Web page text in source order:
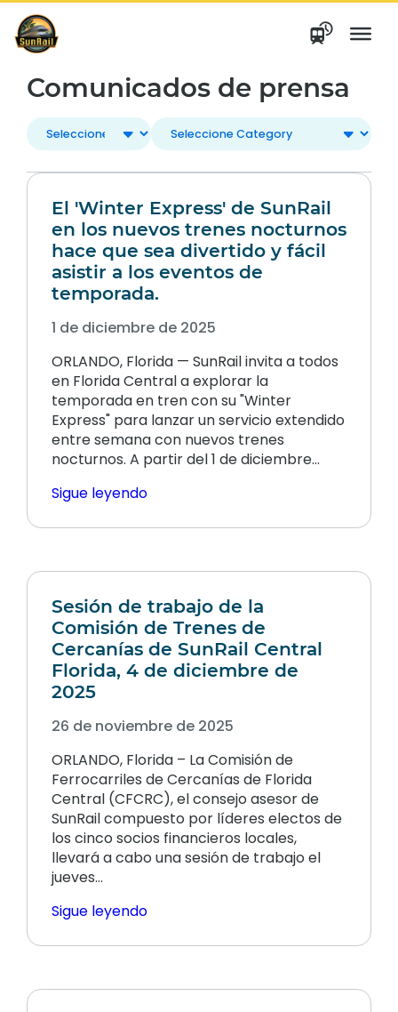
saltar
contenido
Comunicados de prensa
El 'Winter Express' de SunRail
en los nuevos trenes nocturnos
hace que sea divertido y fácil
asistir a los eventos de
temporada.
1 de diciembre de 2025
ORLANDO, Florida — SunRail invita a todos
en Florida Central a explorar la
temporada en tren con su "Winter
Express" para lanzar un servicio extendido
entre semana con nuevos trenes
nocturnos. A partir del 1 de diciembre…
Sigue leyendo
Sesión de trabajo de la
Comisión de Trenes de
Cercanías de SunRail Central
Florida, 4 de diciembre de
2025
26 de noviembre de 2025
ORLANDO, Florida – La Comisión de
Ferrocarriles de Cercanías de Florida
Central (CFCRC), el consejo asesor de
SunRail compuesto por líderes electos de
los cinco socios financieros locales,
llevará a cabo una sesión de trabajo el
jueves…
Sigue leyendo